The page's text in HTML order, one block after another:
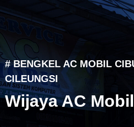
# BENGKEL AC MOBIL
CILEUNGSI
Wijaya AC Mobil